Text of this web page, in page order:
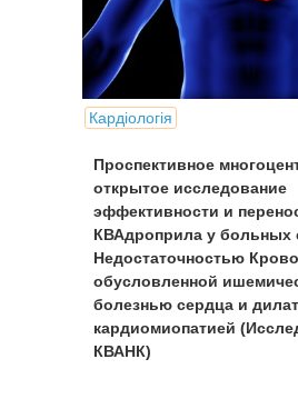
Кардіологія
Проспективное
открытое исследование
эффективности и
КВАдроприла у больных
Недостаточностью
обусловленной
болезнью сердца и
кардиомиопатией
КВАНК)